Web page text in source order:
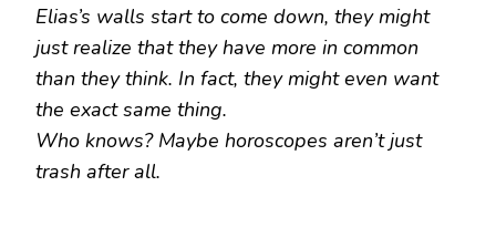
Elias’s walls start to come down, they might
just realize that they have more in common
than they think. In fact, they might even want
the exact same thing.
Who knows? Maybe horoscopes aren’t just
trash after all.